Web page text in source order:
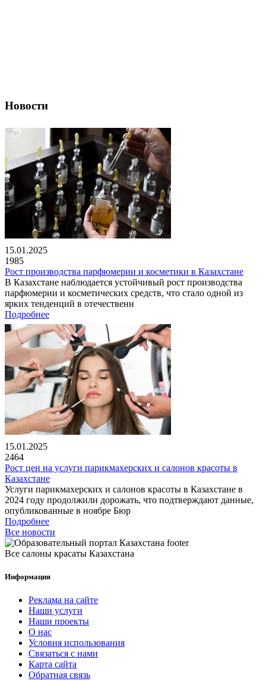
Новости
15.01.2025
1985
Рост производства парфюмерии и косметики в Казахстане
В Казахстане наблюдается устойчивый рост производства
парфюмерии и косметических средств, что стало одной из
ярких тенденций в отечественн
Подробнее
15.01.2025
2464
Рост цен на услуги парикмахерских и салонов красоты в
Казахстане
Услуги парикмахерских и салонов красоты в Казахстане в
2024 году продолжили дорожать, что подтверждают данные,
опубликованные в ноябре Бюр
Подробнее
Все новости
Все салоны красаты Казахстана
Информация
Реклама на сайте
Наши услуги
Наши проекты
О нас
Условия использования
Связаться с нами
Карта сайта
Обратная связь